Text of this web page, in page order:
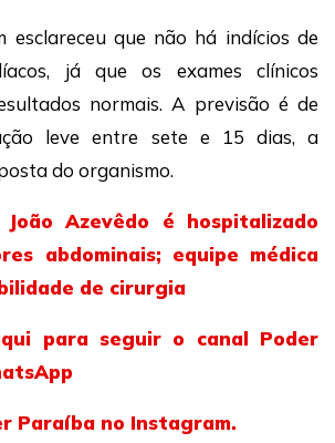
esclareceu que não há indícios de
já que os exames clínicos
normais. A previsão é de
leve entre sete e 15 dias, a
do organismo.
Azevêdo é hospitalizado
abdominais; equipe médica
de cirurgia
para seguir o canal Poder
Paraíba no Instagram.